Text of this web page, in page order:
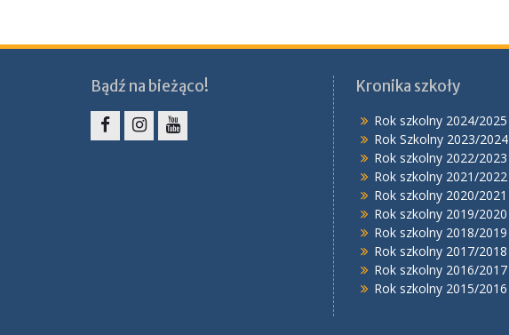
Bądź na bieżąco! Kronika szkoły
Rok szkolny 2024/2025
Rok Szkolny 2023/2024
Rok szkolny 2022/2023
Rok szkolny 2021/2022
Rok szkolny 2020/2021
Rok szkolny 2019/2020
Rok szkolny 2018/2019
Rok szkolny 2017/2018
Rok szkolny 2016/2017
Rok szkolny 2015/2016